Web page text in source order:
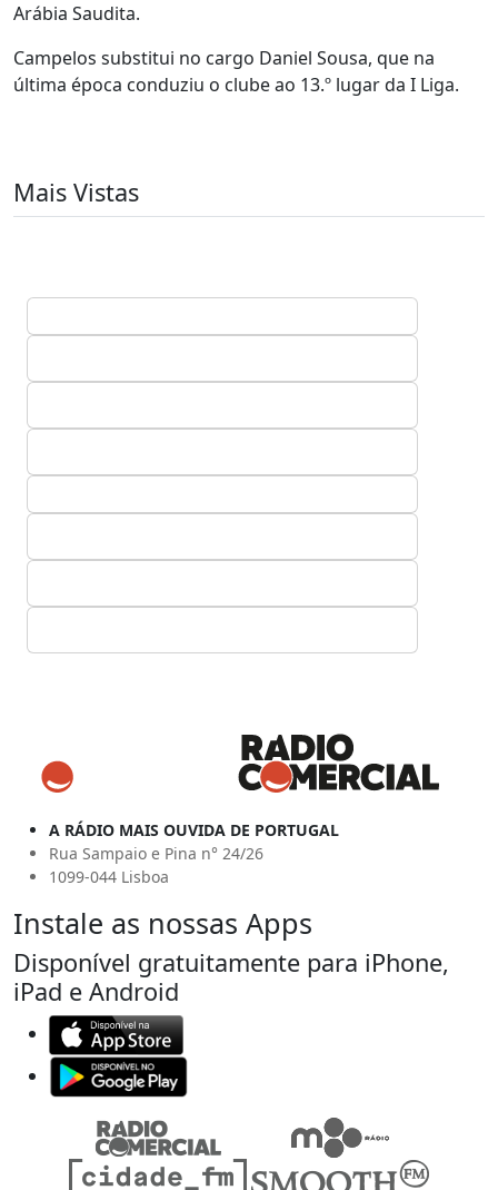
Arábia Saudita.
Campelos substitui no cargo Daniel Sousa, que na
última época conduziu o clube ao 13.º lugar da I Liga.
Mais Vistas
A RÁDIO MAIS OUVIDA DE PORTUGAL
Rua Sampaio e Pina n° 24/26
1099-044 Lisboa
Instale as nossas Apps
Disponível gratuitamente para iPhone,
iPad e Android